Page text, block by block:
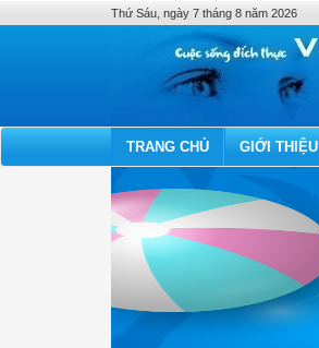
Thứ Sáu, ngày 7 tháng 8 năm 2026
TRANG CHỦ GIỚI THIỆU